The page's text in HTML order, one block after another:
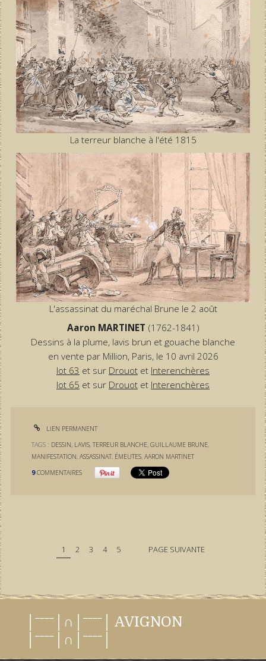
La terreur blanche à l'été 1815
L'assassinat du maréchal Brune le 2 août
Aaron MARTINET (1762-1841)
Dessins à la plume, lavis brun et gouache blanche
en vente par Million, Paris, le 10 avril 2026
lot 63 et sur Drouot et Interenchères
lot 65 et sur Drouot et Interenchères
LIEN PERMANENT
TAGS : DESSIN, LAVIS,TERREUR BLANCHE,GUILLAUME BRUNE,
MANIFESTATION,ASSASSINAT, ÉMEUTES,AARON MARTINET
9 COMMENTAIRES
1 2 3 4 5 PAGE SUIVANTE
│ˉˉˉˉ│∩│ˉˉˉˉ│ AVIGNON
│ˉˉˉˉ│∩│ˉˉˉˉ│